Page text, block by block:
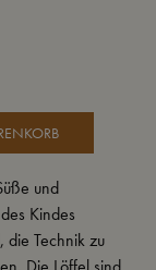
und
Kindes
die Technik zu